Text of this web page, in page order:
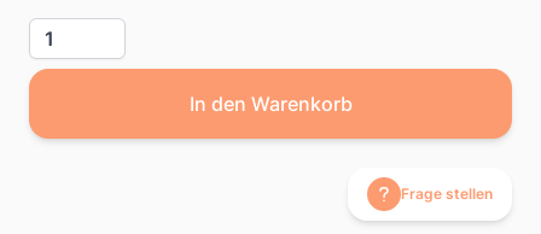
Menge
In den Warenkorb
Frage stellen